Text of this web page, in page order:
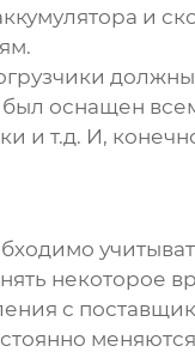
и
был оснащен
и т.д. И,
некоторое
с